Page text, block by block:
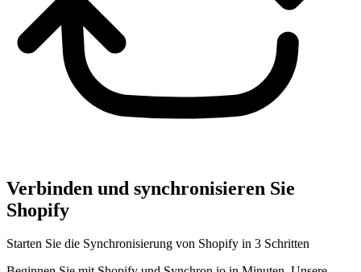
Verbinden und synchronisieren Sie
Shopify
Starten Sie die Synchronisierung von Shopify in 3 Schritten